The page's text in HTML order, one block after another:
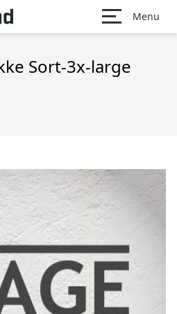
Menu
Sort-3x-large